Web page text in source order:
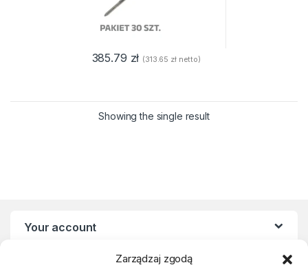
Zarządzaj zgodą
385.79 zł (313.65 złnetto)
Showing the single result
Your account